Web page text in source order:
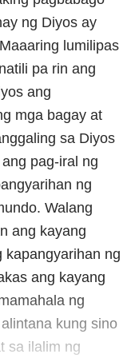
ng Diyos ay
lumilipas
pa rin ang
ang
mga bagay at
sa Diyos
pag-iral ng
ng
Walang
ang kayang
kapangyarihan ng
ang kayang
ng
kung sino
sa ilalim ng